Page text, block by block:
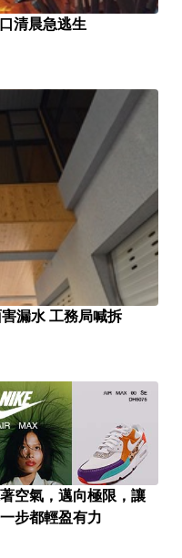
清晨急逃生
漏水 工務局喊拆
空氣，邁向極限，讓
步都輕盈有力